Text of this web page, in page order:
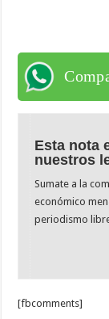
Esta nota
nuestros
Sumate a la
económico
periodismo
[fbcomments]